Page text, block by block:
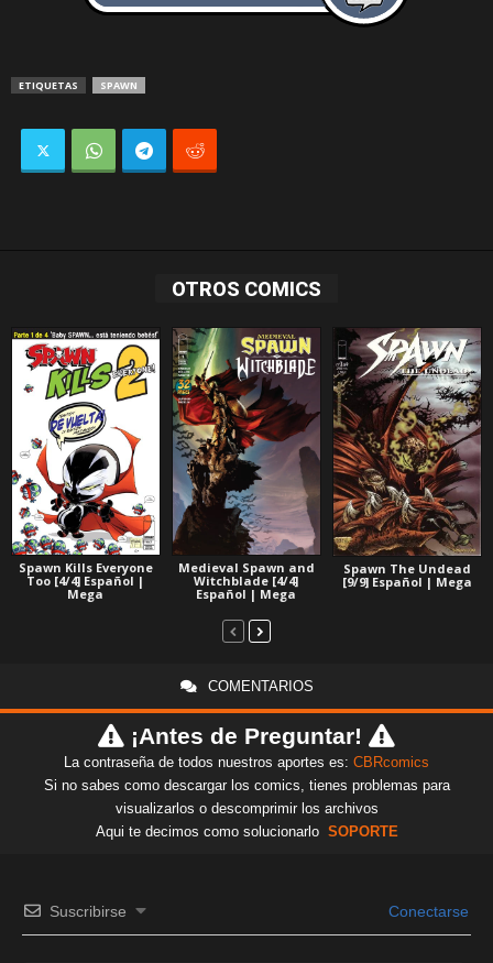
ETIQUETAS SPAWN
OTROS COMICS
Spawn Kills Everyone
Too [4/4] Español |
Mega
Medieval Spawn and
Witchblade [4/4]
Español | Mega
Spawn The Undead
[9/9] Español | Mega
COMENTARIOS
¡Antes de Preguntar!
La contraseña de todos nuestros aportes es: CBRcomics
Si no sabes como descargar los comics, tienes problemas para
visualizarlos o descomprimir los archivos
Aqui te decimos como solucionarlo SOPORTE
Suscribirse Conectarse